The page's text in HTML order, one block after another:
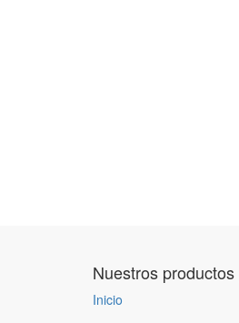
Nuestros
Inicio